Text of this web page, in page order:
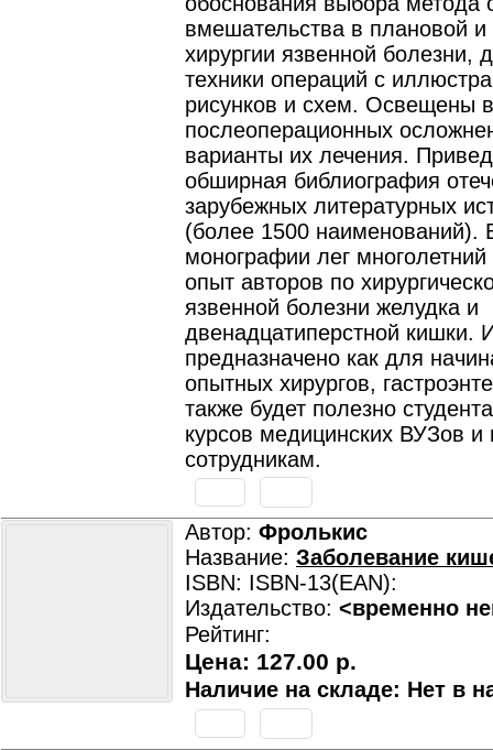
вмешательства в плановой и
хирургии язвенной болезни,
техники операций с
рисунков и схем. Освещены
послеоперационных
варианты их лечения.
обширная библиография
зарубежных литературных
(более 1500 наименований).
монографии лег многолетний
опыт авторов по
язвенной болезни желудка и
двенадцатиперстной кишки.
предназначено как для
опытных хирургов,
также будет полезно
курсов медицинских ВУЗов и
сотрудникам.
Автор: Фролькис
Название: Заболевание
ISBN: ISBN-13(EAN):
Издательство: <временно
Рейтинг:
Цена: 127.00 р.
Наличие на складе: Нет в